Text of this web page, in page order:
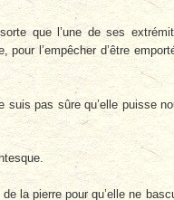
que l’une de ses
pour l’empêcher d’être
pas sûre qu’elle puisse
la pierre pour qu’elle ne